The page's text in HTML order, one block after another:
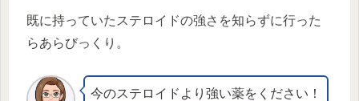
既に持っていたステロイドの強さを知らずに行った
らあらびっくり。
今のステロイドより強い薬をください！